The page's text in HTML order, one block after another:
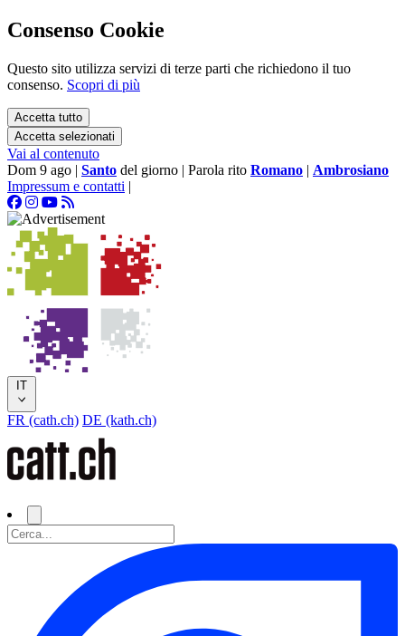
Consenso Cookie
Questo sito utilizza servizi di terze parti che richiedono il tuo
consenso. Scopri di più
Accetta tutto
Accetta selezionati
Vai al contenuto
Dom 9 ago | Santo del giorno | Parola rito Romano | Ambrosiano
Impressum e contatti |
IT
FR (cath.ch) DE (kath.ch)